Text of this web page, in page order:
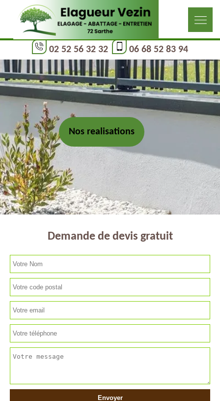
02 52 56 32 32 06 68 52 83 94
Nos realisations
Demande de devis gratuit